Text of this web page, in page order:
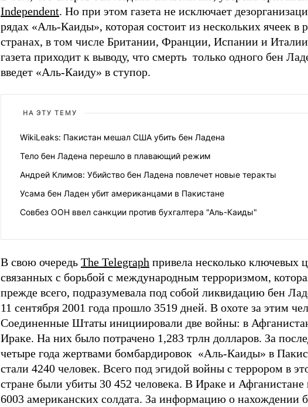
Independent. Но при этом газета не исключает
рядах «Аль-Каиды», которая состоит из нескольких ячеек в
странах, в том числе Британии, Франции, Испании и
газета приходит к выводу, что смерть только одного бен
введет «Аль-Каиду» в ступор.
НА ЭТУ ТЕМУ
WikiLeaks: Пакистан мешал США убить бен Ладена
Тело бен Ладена перешло в плавающий режим
Андрей Климов: Убийство бен Ладена повлечет новые теракты
Усама бен Ладен убит американцами в Пакистане
Совбез ООН ввел санкции против бухгалтера "Аль-Каиды"
В свою очередь The Telegraph привела несколько ключевых
связанных с борьбой с международным терроризмом,
прежде всего, подразумевала под собой ликвидацию бен
11 сентября 2001 года прошло 3519 дней. В охоте за этим
Соединенные Штаты инициировали две войны: в
Ираке. На них было потрачено 1,283 трлн долларов. За
четыре года жертвами бомбардировок «Аль-Каиды» в
стали 4240 человек. Всего под эгидой войны с террором в
стране были убиты 30 452 человека. В Ираке и Афганистане
6003 американских солдата. За информацию о нахождении